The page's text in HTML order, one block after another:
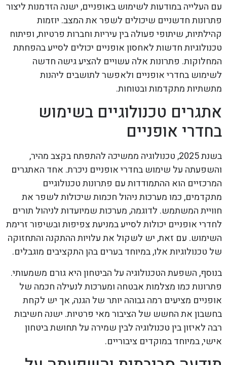
עם העלייה במודעות לשימוש באופניים, ישנה הזדמנות ליצור
פתרונות חדשניים שיכולים לשפר את המצב. יוזמות
קהילתיות, שיתופי פעולה בין עיריות וחברות פרטיות, ופיתוח
טכנולוגיות חדשות לאחסון אופניים יכולים לסייע בהפחתת
המחלוקות. פתרונות אלה עשויים להציע גישה חדשה
לשימוש בחדרי אופניים ולאפשר לתושבים ליהנות
מתשתיות מתקדמות ובטוחות.
אתגרים טכנולוגיים בשימוש
בחדרי אופניים
בשנת 2025, טכנולוגיה ממשיכה להתפתח בקצב מהיר,
והשפעתה על שימוש בחדרי אופניים ניכרת. אחד האתגרים
המרכזיים הוא ההתמודדות עם פתרונות טכנולוגיים
מתקדמים, כמו מערכות ניהול חכמות שיכולות לשפר את
חוויית המשתמש. לדוגמה, מערכות שמיועדות לניהול תורים
לחדרי אופניים יכולות לסייע במניעת צפיפות ובשיפור זרימת
השימוש. עם זאת, יש לשקול את עלויות ההתקנה והתחזוקה
של טכנולוגיות אלו, במיוחד בערים בהן התקציבים מוגבלים.
בנוסף, השפעת הטכנולוגיה על הביטחון היא גורם משמעותי.
פתרונות כמו מצלמות אבטחה ומערכות לנעילה חכמה של
אופניים מציעים רמה גבוהה יותר של הגנה, אך יש לקחת
בחשבון את החשש של הציבור מאי פרטיות. ישנה חשיבות
רבה לאיזון בין טכנולוגיה לבין שמירה על תחושת ביטחון
אישי, במיוחד במוקדים ציבוריים.